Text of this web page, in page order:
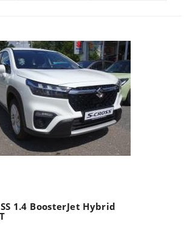
1.4 BoosterJet Hybrid